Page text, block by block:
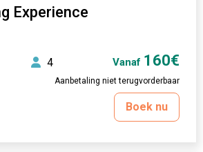
Experience
4 Vanaf 160€
Aanbetaling niet terugvorderbaar
Boek nu